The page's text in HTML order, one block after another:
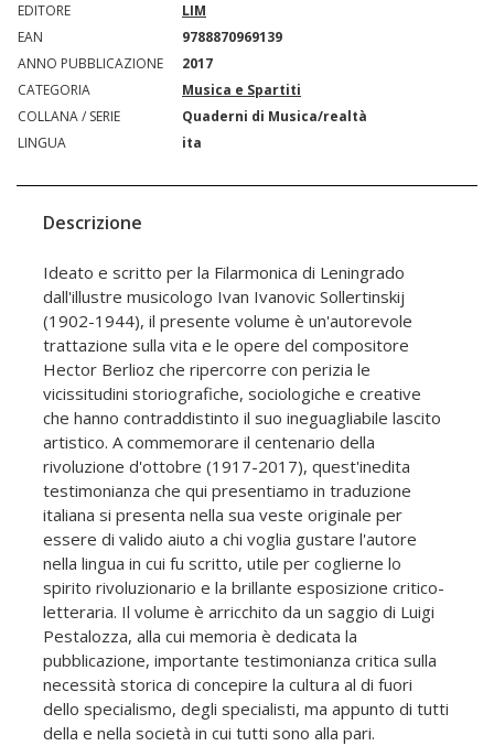
EDITORE
LIM
EAN
9788870969139
ANNO PUBBLICAZIONE
2017
CATEGORIA
Musica e Spartiti
COLLANA / SERIE
Quaderni di Musica/realtà
LINGUA
ita
Descrizione
Ideato e scritto per la Filarmonica di Leningrado
dall'illustre musicologo Ivan Ivanovic Sollertinskij
(1902-1944), il presente volume è un'autorevole
trattazione sulla vita e le opere del compositore
Hector Berlioz che ripercorre con perizia le
vicissitudini storiografiche, sociologiche e creative
che hanno contraddistinto il suo ineguagliabile lascito
artistico. A commemorare il centenario della
rivoluzione d'ottobre (1917-2017), quest'inedita
testimonianza che qui presentiamo in traduzione
italiana si presenta nella sua veste originale per
essere di valido aiuto a chi voglia gustare l'autore
nella lingua in cui fu scritto, utile per coglierne lo
spirito rivoluzionario e la brillante esposizione critico-
letteraria. Il volume è arricchito da un saggio di Luigi
Pestalozza, alla cui memoria è dedicata la
pubblicazione, importante testimonianza critica sulla
necessità storica di concepire la cultura al di fuori
dello specialismo, degli specialisti, ma appunto di tutti
della e nella società in cui tutti sono alla pari.